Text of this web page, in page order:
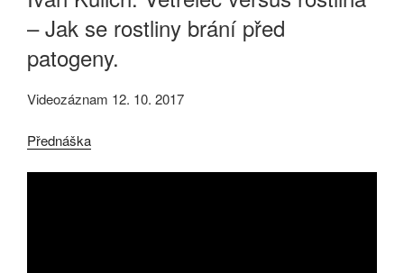
– Jak se rostliny brání před
patogeny.
Videozáznam 12. 10. 2017
Přednáška